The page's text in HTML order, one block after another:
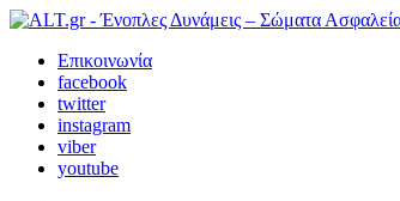
Επικοινωνία
facebook
twitter
instagram
viber
youtube